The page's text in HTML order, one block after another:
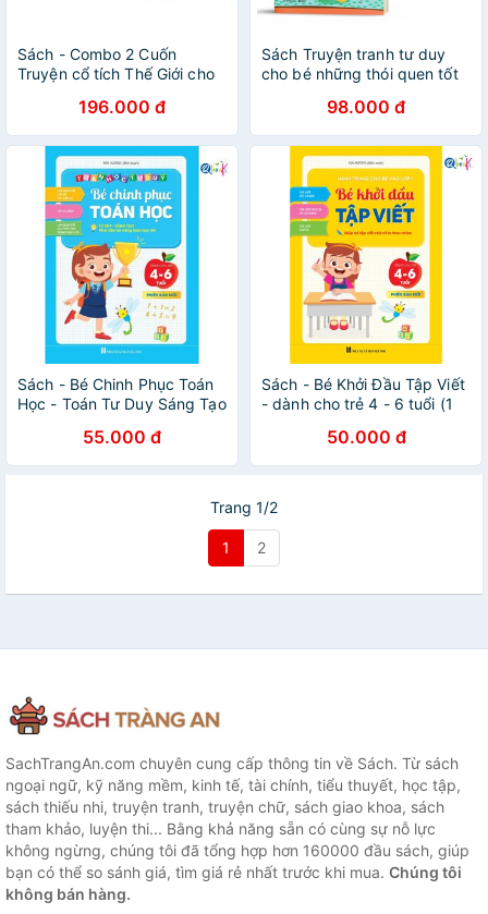
Sách - Combo 2 Cuốn
Truyện cổ tích Thế Giới cho
Việt Nam cho bé tập đọc
196.000 đ
Sách Truyện tranh tư duy
cho bé những thói quen tốt
98.000 đ
Sách - Bé Chinh Phục Toán
Học - Toán Tư Duy Sáng Tạo
55.000 đ
Sách - Bé Khởi Đầu Tập Viết
- dành cho trẻ 4 - 6 tuổi (1
50.000 đ
Trang 1/2
1 2
SachTrangAn.com chuyên cung cấp thông tin về Sách. Từ sách
ngoại ngữ, kỹ năng mềm, kinh tế, tài chính, tiểu thuyết, học tập,
sách thiếu nhi, truyện tranh, truyện chữ, sách giao khoa, sách
tham khảo, luyện thi... Bằng khả năng sẵn có cùng sự nỗ lực
không ngừng, chúng tôi đã tổng hợp hơn 160000 đầu sách, giúp
bạn có thể so sánh giá, tìm giá rẻ nhất trước khi mua. Chúng tôi
không bán hàng.